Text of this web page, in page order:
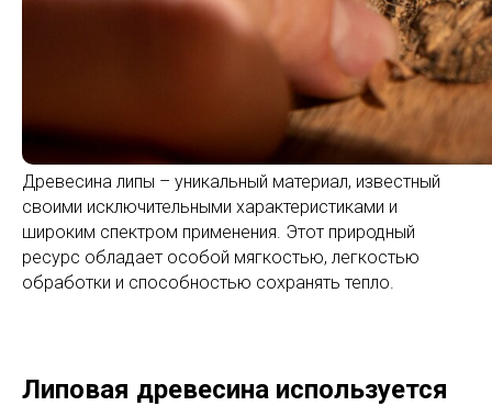
Древесина липы – уникальный материал, известный
своими исключительными характеристиками и
широким спектром применения. Этот природный
ресурс обладает особой мягкостью, легкостью
обработки и способностью сохранять тепло.
Липовая древесина используется